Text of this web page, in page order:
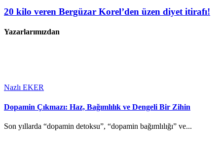
20 kilo veren Bergüzar Korel’den üzen diyet itirafı!
Yazarlarımızdan
Nazlı EKER
Dopamin Çıkmazı: Haz, Bağımlılık ve Dengeli Bir Zihin
Son yıllarda “dopamin detoksu”, “dopamin bağımlılığı” ve...